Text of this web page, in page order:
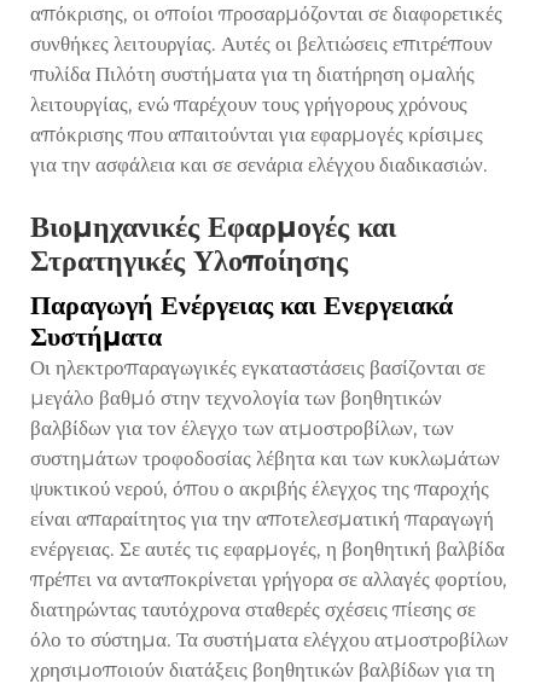
απόκρισης, οι οποίοι προσαρμόζονται σε διαφορετικές
συνθήκες λειτουργίας. Αυτές οι βελτιώσεις επιτρέπουν
πυλίδα Πιλότη συστήματα για τη διατήρηση ομαλής
λειτουργίας, ενώ παρέχουν τους γρήγορους χρόνους
απόκρισης που απαιτούνται για εφαρμογές κρίσιμες
για την ασφάλεια και σε σενάρια ελέγχου διαδικασιών.
Βιομηχανικές Εφαρμογές και
Στρατηγικές Υλοποίησης
Παραγωγή Ενέργειας και Ενεργειακά
Συστήματα
Οι ηλεκτροπαραγωγικές εγκαταστάσεις βασίζονται σε
μεγάλο βαθμό στην τεχνολογία των βοηθητικών
βαλβίδων για τον έλεγχο των ατμοστροβίλων, των
συστημάτων τροφοδοσίας λέβητα και των κυκλωμάτων
ψυκτικού νερού, όπου ο ακριβής έλεγχος της παροχής
είναι απαραίτητος για την αποτελεσματική παραγωγή
ενέργειας. Σε αυτές τις εφαρμογές, η βοηθητική βαλβίδα
πρέπει να ανταποκρίνεται γρήγορα σε αλλαγές φορτίου,
διατηρώντας ταυτόχρονα σταθερές σχέσεις πίεσης σε
όλο το σύστημα. Τα συστήματα ελέγχου ατμοστροβίλων
χρησιμοποιούν διατάξεις βοηθητικών βαλβίδων για τη